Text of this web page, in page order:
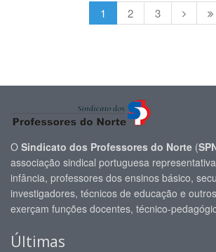
1 2 3
O Sindicato dos Professores do Norte (
associação sindical portuguesa
infância, professores dos ensinos básico,
investigadores, técnicos de educação e
exerçam funções docentes, técnico-
Últimas